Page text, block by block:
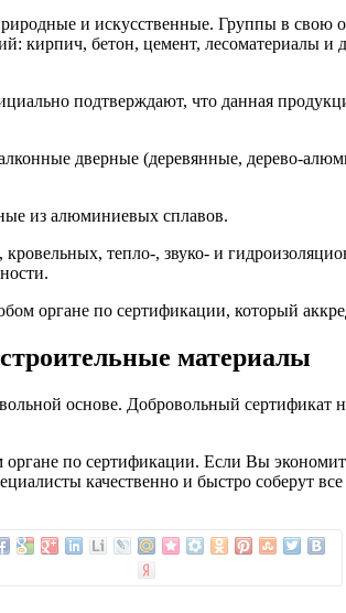
и искусственные. Группы в свою
кирпич, бетон, цемент, лесоматериалы и
подтверждают, что данная
дверные (деревянные, дерево-
из алюминиевых сплавов.
тепло-, звуко- и
органе по сертификации, который
материалы
основе. Добровольный сертификат
по сертификации. Если Вы
качественно и быстро соберут